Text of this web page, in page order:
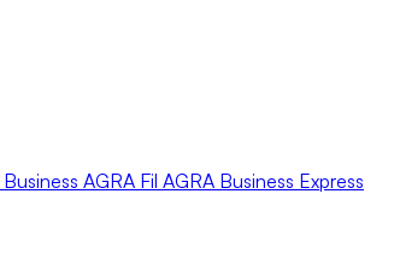
Business AGRA Fil AGRA Business Express